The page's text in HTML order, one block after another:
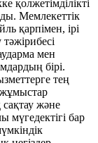
қолжетімділікті
Мемлекеттік
қарпімен, ірі
мен
бірі.
тең
жұмыстар
сақтау және
мүгедектігі бар